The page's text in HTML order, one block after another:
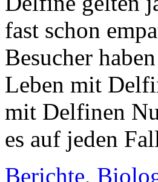
fast schon
Besucher
Leben mit
mit Delfinen
es auf jeden
Berichte,